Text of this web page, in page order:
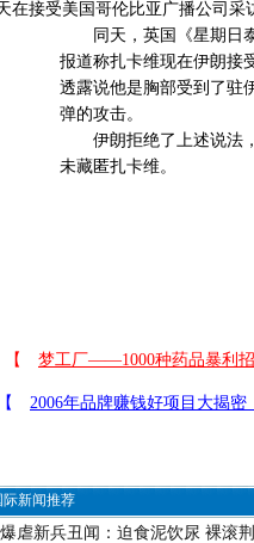
接受美国哥伦比亚广播公司采
同天，英国《星期日泰
报道称扎卡维现在伊朗接
透露说他是胸部受到了驻
弹的攻击。
伊朗拒绝了上述说法
未藏匿扎卡维。
际新闻推荐
虐新兵丑闻：迫食泥饮尿 裸滚